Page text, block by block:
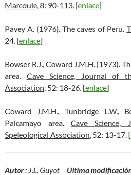
Marcoule, 8: 90-113. [enlace]
Pavey A. (1976). The caves of Peru.
24. [enlace]
Bowser R.J., Coward J.M.H. (1973).
area. Cave Science, Journal of
Association, 52: 18-26. [enlace]
Coward J.M.H., Tunbridge L.W.,
Palcamayo area.Cave
Speleological Association, 52: 13-17. [
Autor: J.L. Guyot Ultima